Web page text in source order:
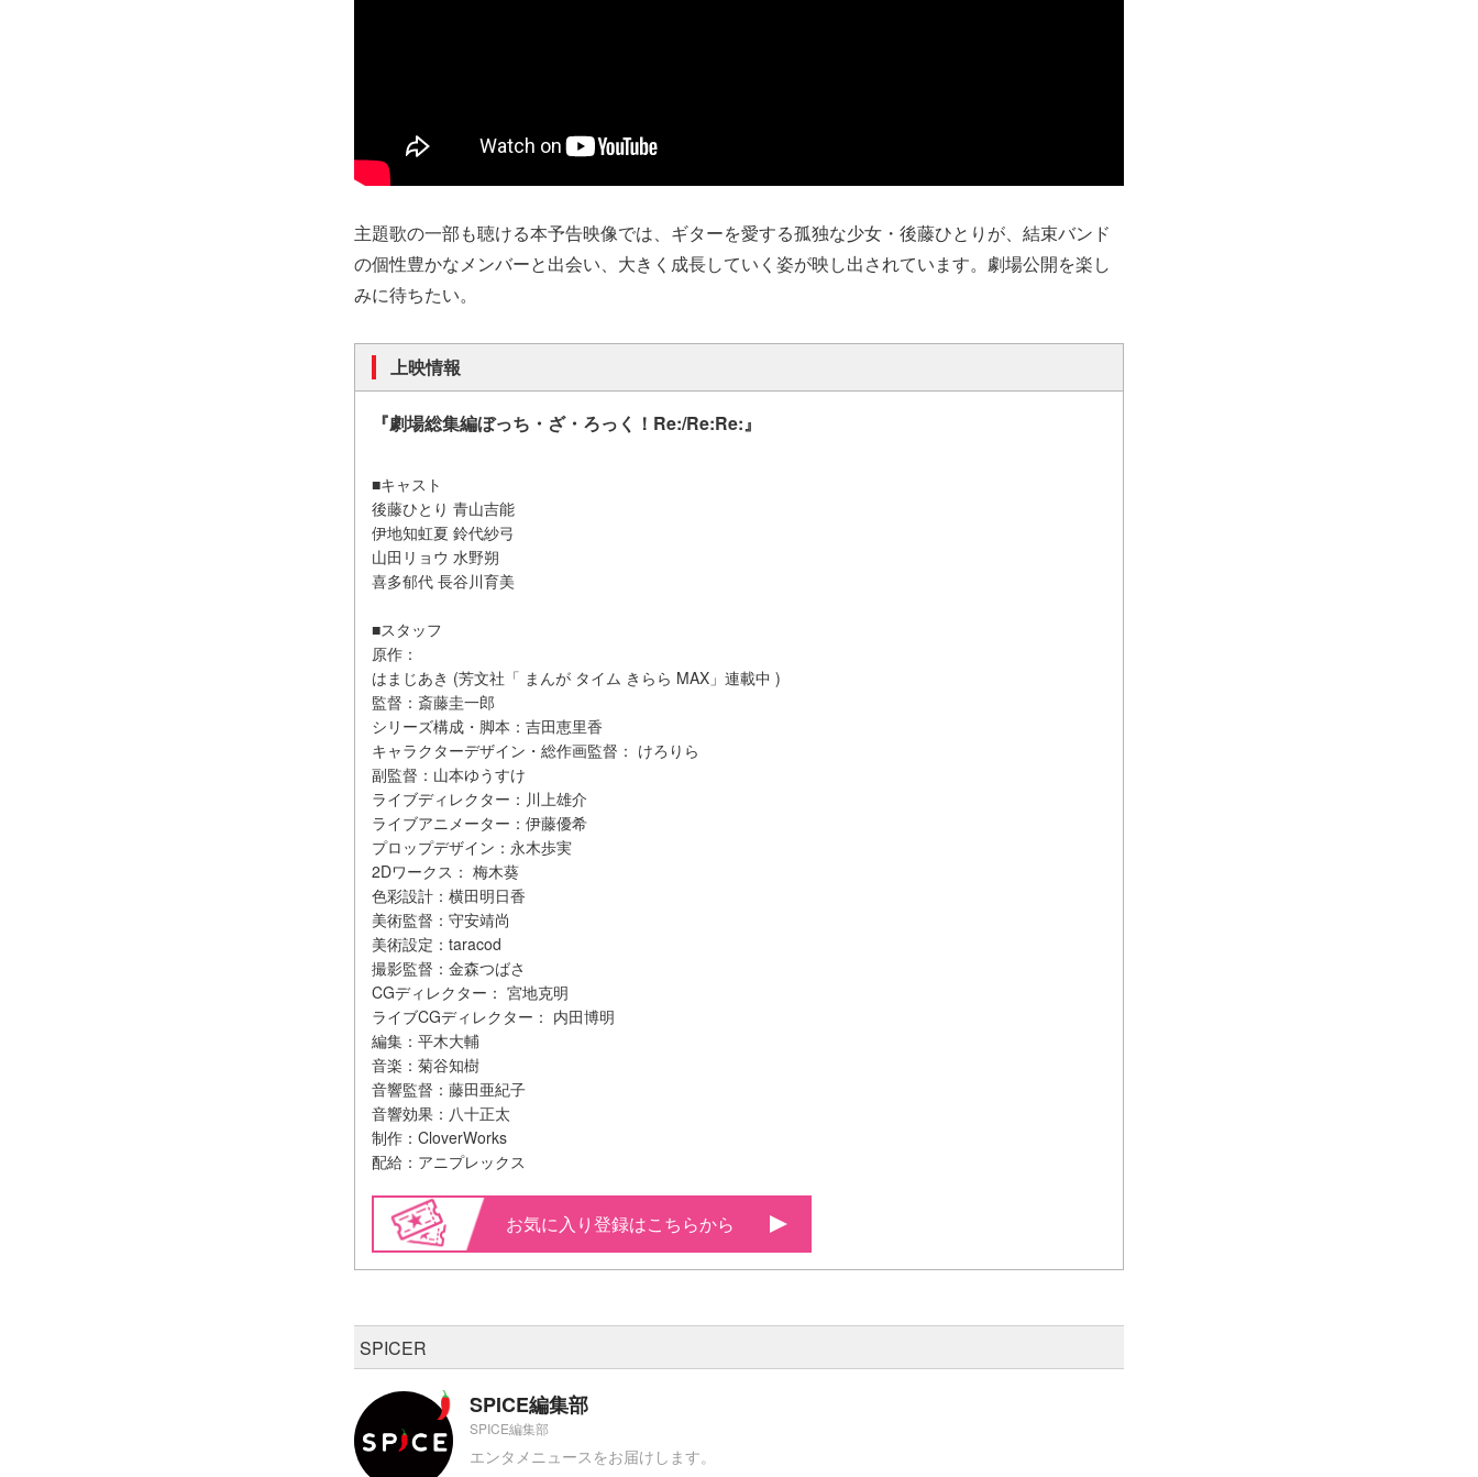
主題歌の一部も聴ける本予告映像では、ギターを愛する孤独な少女・後藤ひとりが、結束バンド
の個性豊かなメンバーと出会い、大きく成長していく姿が映し出されています。劇場公開を楽し
みに待ちたい。
上映情報
『劇場総集編ぼっち・ざ・ろっく！Re:/Re:Re:』
■キャスト
後藤ひとり 青山吉能
伊地知虹夏 鈴代紗弓
山田リョウ 水野朔
喜多郁代 長谷川育美
■スタッフ
原作：
はまじあき (芳文社「 まんが タイム きらら MAX」連載中 )
監督：斎藤圭一郎
シリーズ構成・脚本：吉田恵里香
キャラクターデザイン・総作画監督： けろりら
副監督：山本ゆうすけ
ライブディレクター：川上雄介
ライブアニメーター：伊藤優希
プロップデザイン：永木歩実
2Dワークス： 梅木葵
色彩設計：横田明日香
美術監督：守安靖尚
美術設定：taracod
撮影監督：金森つばさ
CGディレクター： 宮地克明
ライブCGディレクター： 内田博明
編集：平木大輔
音楽：菊谷知樹
音響監督：藤田亜紀子
音響効果：八十正太
制作：CloverWorks
配給：アニプレックス
お気に入り登録はこちらから
SPICER
SPICE編集部
SPICE編集部
エンタメニュースをお届けします。